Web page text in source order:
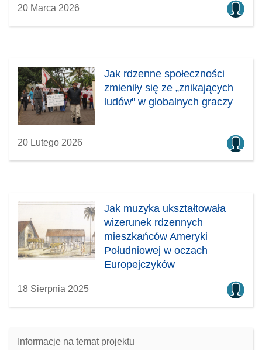
20 Marca 2026
Jak rdzenne społeczności
zmieniły się ze „znikających
ludów" w globalnych graczy
20 Lutego 2026
Jak muzyka ukształtowała
wizerunek rdzennych
mieszkańców Ameryki
Południowej w oczach
Europejczyków
18 Sierpnia 2025
Informacje na temat projektu